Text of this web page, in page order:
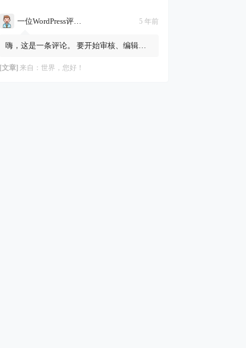
一位WordPress评论者 5 年前
嗨，这是一条评论。 要开始审核、编辑及
评论者头像来自Gravatar。
[文章] 来自： 世界，您好！